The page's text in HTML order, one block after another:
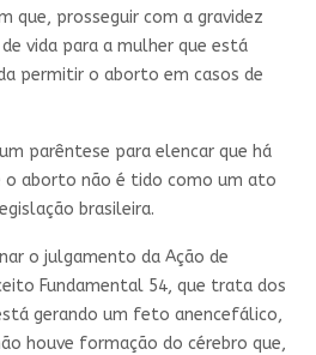
que, prosseguir com a gravidez
vida para a mulher que está
permitir o aborto em casos de
parêntese para elencar que há
o aborto não é tido como um ato
brasileira.
o julgamento da Ação de
Fundamental 54, que trata dos
gerando um feto anencefálico,
houve formação do cérebro que,